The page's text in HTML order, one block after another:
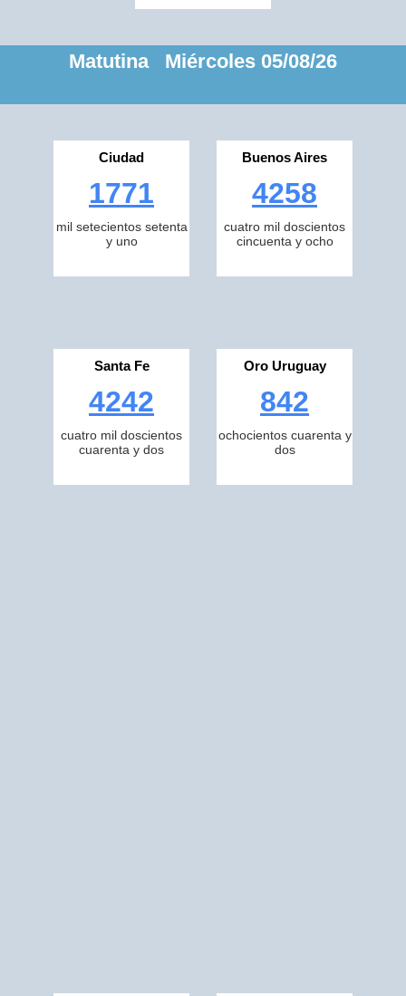
Matutina Miércoles 05/08/26
Ciudad
1771
mil setecientos setenta
y uno
Buenos Aires
4258
cuatro mil doscientos
cincuenta y ocho
Santa Fe
4242
cuatro mil doscientos
cuarenta y dos
Oro Uruguay
842
ochocientos cuarenta y
dos